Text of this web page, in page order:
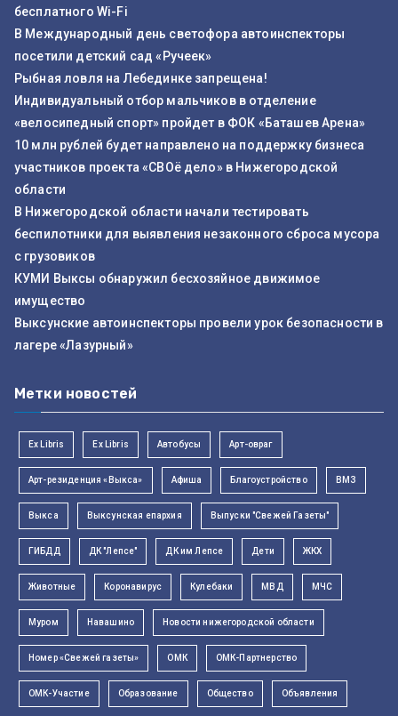
бесплатного Wi-Fi
В Международный день светофора автоинспекторы
посетили детский сад «Ручеек»
Рыбная ловля на Лебединке запрещена!
Индивидуальный отбор мальчиков в отделение
«велосипедный спорт» пройдет в ФОК «Баташев Арена»
10 млн рублей будет направлено на поддержку бизнеса
участников проекта «СВОё дело» в Нижегородской
области
В Нижегородской области начали тестировать
беспилотники для выявления незаконного сброса мусора
с грузовиков
КУМИ Выксы обнаружил бесхозяйное движимое
имущество
Выксунские автоинспекторы провели урок безопасности в
лагере «Лазурный»
Метки новостей
Ex Libris Ex Libris Автобусы Арт-овраг
Арт-резиденция «Выкса» Афиша Благоустройство ВМЗ
Выкса Выксунская епархия Выпуски "Свежей Газеты"
ГИБДД ДК "Лепсе" ДК им Лепсе Дети ЖКХ
Животные Коронавирус Кулебаки МВД МЧС
Муром Навашино Новости нижегородской области
Номер «Свежей газеты» ОМК ОМК-Партнерство
ОМК-Участие Образование Общество Объявления